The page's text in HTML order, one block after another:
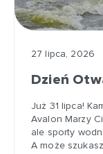
27 lipca, 2026
Dzień
Już 31 lipca!
Avalon Marzy
ale sporty
A może